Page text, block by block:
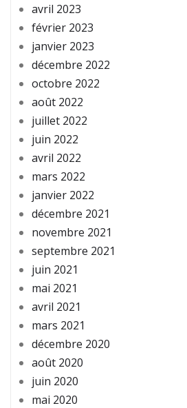
avril 2023
février 2023
janvier 2023
décembre 2022
octobre 2022
août 2022
juillet 2022
juin 2022
avril 2022
mars 2022
janvier 2022
décembre 2021
novembre 2021
septembre 2021
juin 2021
mai 2021
avril 2021
mars 2021
décembre 2020
août 2020
juin 2020
mai 2020